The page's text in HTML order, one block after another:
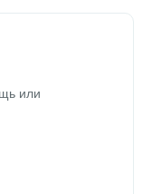
или